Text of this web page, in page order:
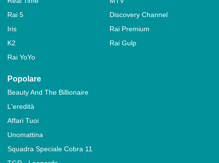
Rai 5
Discovery Channel
Iris
Rai Premium
K2
Rai Gulp
Rai YoYo
Popolare
Beauty And The Billionaire
L'eredità
Affari Tuoi
Unomattina
Squadra Speciale Cobra 11